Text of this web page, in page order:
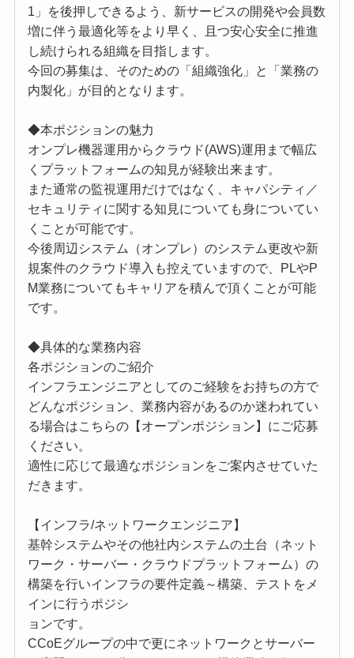
1」を後押しできるよう、新サービスの開発や会員数
増に伴う最適化等をより早く、且つ安心安全に推進
し続けられる組織を目指します。
今回の募集は、そのための「組織強化」と「業務の
内製化」が目的となります。
◆本ポジションの魅力
オンプレ機器運用からクラウド(AWS)運用まで幅広
くプラットフォームの知見が経験出来ます。
また通常の監視運用だけではなく、キャパシティ／
セキュリティに関する知見についても身についてい
くことが可能です。
今後周辺システム（オンプレ）のシステム更改や新
規案件のクラウド導入も控えていますので、PLやP
M業務についてもキャリアを積んで頂くことが可能
です。
◆具体的な業務内容
各ポジションのご紹介
インフラエンジニアとしてのご経験をお持ちの方で
どんなポジション、業務内容があるのか迷われてい
る場合はこちらの【オープンポジション】にご応募
ください。
適性に応じて最適なポジションをご案内させていた
だきます。
【インフラ/ネットワークエンジニア】
基幹システムやその他社内システムの土台（ネット
ワーク・サーバー・クラウドプラットフォーム）の
構築を行いインフラの要件定義～構築、テストをメ
インに行うポジシ
ョンです。
CCoEグループの中で更にネットワークとサーバー